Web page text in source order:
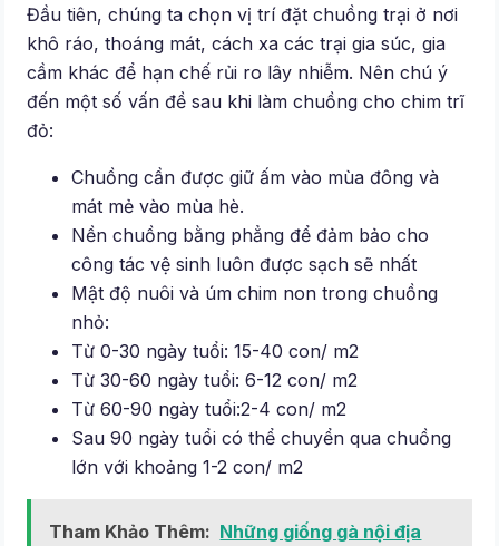
Đầu tiên, chúng ta chọn vị trí đặt chuồng trại ở nơi
khô ráo, thoáng mát, cách xa các trại gia súc, gia
cầm khác để hạn chế rủi ro lây nhiễm. Nên chú ý
đến một số vấn đề sau khi làm chuồng cho chim trĩ
đỏ:
Chuồng cần được giữ ấm vào mùa đông và
mát mẻ vào mùa hè.
Nền chuồng bằng phẳng để đảm bảo cho
công tác vệ sinh luôn được sạch sẽ nhất
Mật độ nuôi và úm chim non trong chuồng
nhỏ:
Từ 0-30 ngày tuổi: 15-40 con/ m2
Từ 30-60 ngày tuổi: 6-12 con/ m2
Từ 60-90 ngày tuổi:2-4 con/ m2
Sau 90 ngày tuổi có thể chuyển qua chuồng
lớn với khoảng 1-2 con/ m2
Tham Khảo Thêm: Những giống gà nội địa